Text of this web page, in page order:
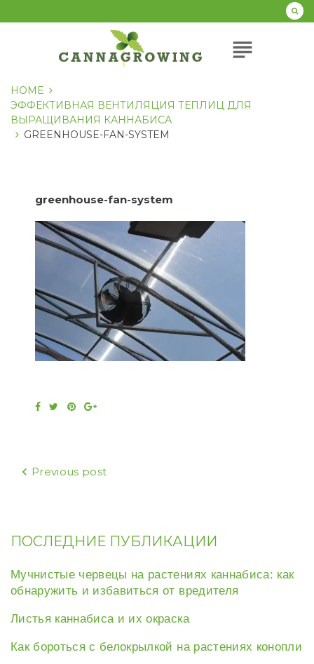
к
subject
HOME
ЭФФЕКТИВНАЯ ВЕНТИЛЯЦИЯ ТЕПЛИЦ ДЛЯ
ВЫРАЩИВАНИЯ КАННАБИСА
GREENHOUSE-FAN-SYSTEM
greenhouse-fan-system
Facebook
TwitterPinterestGoogle+
Навигация
Previous post
ПОСЛЕДНИЕ ПУБЛИКАЦИИ
Мучнистые червецы на растениях каннабиса: как
обнаружить и избавиться от вредителя
Листья каннабиса и их окраска
Как бороться с белокрылкой на растениях конопли